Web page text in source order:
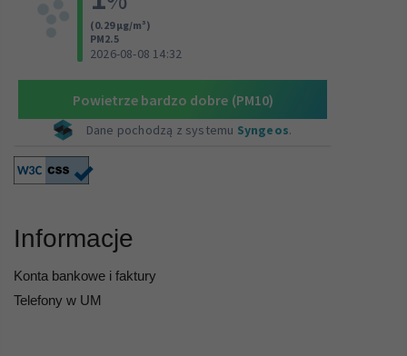
Informacje
Konta bankowe i faktury
Telefony w UM